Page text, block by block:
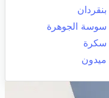
بنقردان
سوسة الجوهرة
سكرة
ميدون